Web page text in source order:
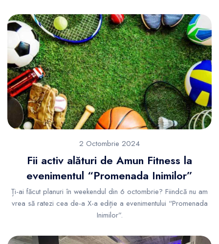
2 Octombrie 2024
Fii activ alături de Amun Fitness la
evenimentul “Promenada Inimilor”
Ți-ai făcut planuri în weekendul din 6 octombrie? Fiindcă nu am
vrea să ratezi cea de-a X-a ediție a evenimentului “Promenada
Inimilor”.